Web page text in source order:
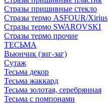
Стразы пришивные стекло
Стразы термо ASFOUR/Xirius
Стразы термо SWAROVSKI
Стразы термо прочие
ТЕСЬМА
Вьюнчик (зиг-заг)
Сутаж
Тесьма декор
Тесьма жаккард
Тесьма золотая, серебрянная
Тесьма с помпонами